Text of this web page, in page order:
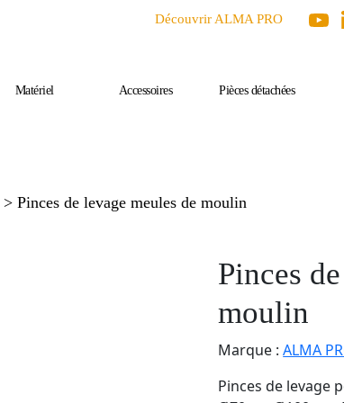
Découvrir ALMA PRO
Matériel Accessoires Pièces détachées
> Pinces de levage meules de moulin
Pinces
moulin
Marque :ALMA
Pinces de levage